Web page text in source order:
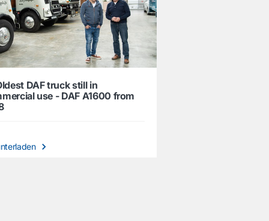
DAF truck still in
use - DAF A1600 from